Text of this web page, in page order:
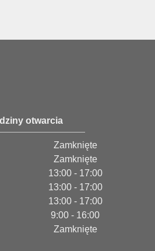
otwarcia
Zamknięte
Zamknięte
13:00 - 17:00
13:00 - 17:00
13:00 - 17:00
9:00 - 16:00
Zamknięte